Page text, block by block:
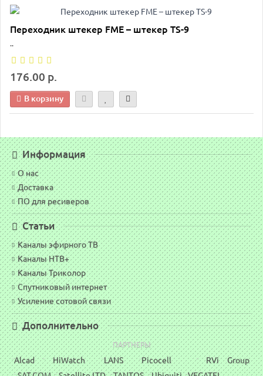
Переходник штекер FME – штекер TS-9
..
176.00 р.
В корзину
Информация
О нас
Доставка
ПО для ресиверов
Статьи
Каналы эфирного ТВ
Каналы НТВ+
Каналы Триколор
Спутниковый интернет
Усиление сотовой связи
Дополнительно
ПАРТНЕРЫ
¨Alcad ¨ HiWatch ¨LANS ¨Picocell ¨ RVi Group